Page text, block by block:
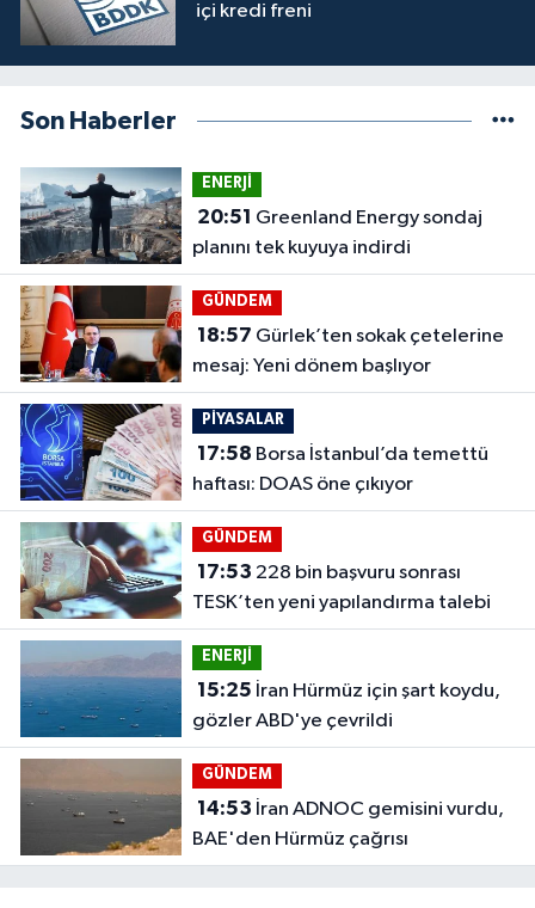
içi kredi freni
Son Haberler
ENERJİ
20:51
planını tek kuyuya indirdi
GÜNDEM
18:57
mesaj: Yeni dönem başlıyor
PİYASALAR
17:58
haftası: DOAS öne çıkıyor
GÜNDEM
17:53
TESK’ten yeni yapılandırma talebi
ENERJİ
15:25
gözler ABD'ye çevrildi
GÜNDEM
14:53
BAE'den Hürmüz çağrısı